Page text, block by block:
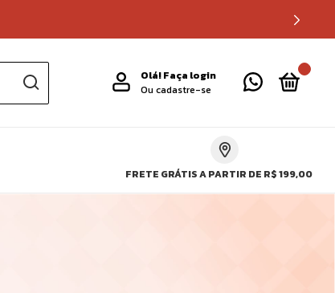
Olá!Faça login
Ou cadastre-se
FRETE GRÁTIS A PARTIR DE R$ 199,00